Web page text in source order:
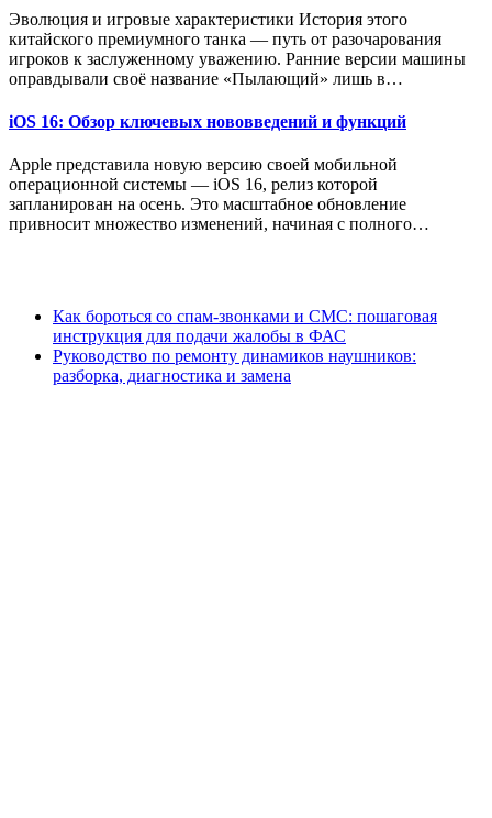
Эволюция и игровые характеристики История этого
китайского премиумного танка — путь от разочарования
игроков к заслуженному уважению. Ранние версии машины
оправдывали своё название «Пылающий» лишь в…
iOS 16: Обзор ключевых нововведений и функций
Apple представила новую версию своей мобильной
операционной системы — iOS 16, релиз которой
запланирован на осень. Это масштабное обновление
привносит множество изменений, начиная с полного…
Как бороться со спам-звонками и СМС: пошаговая
инструкция для подачи жалобы в ФАС
Руководство по ремонту динамиков наушников:
разборка, диагностика и замена